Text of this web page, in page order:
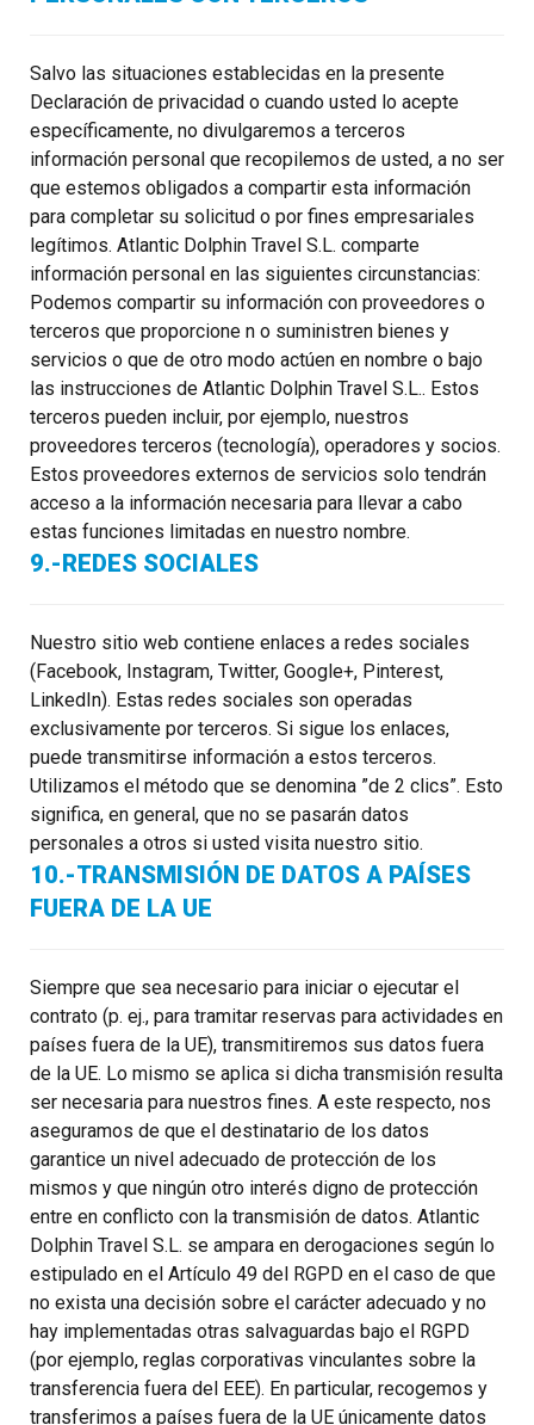
Salvo las situaciones establecidas en la presente
Declaración de privacidad o cuando usted lo acepte
específicamente, no divulgaremos a terceros
información personal que recopilemos de usted, a no ser
que estemos obligados a compartir esta información
para completar su solicitud o por fines empresariales
legítimos. Atlantic Dolphin Travel S.L. comparte
información personal en las siguientes circunstancias:
Podemos compartir su información con proveedores o
terceros que proporcione n o suministren bienes y
servicios o que de otro modo actúen en nombre o bajo
las instrucciones de Atlantic Dolphin Travel S.L.. Estos
terceros pueden incluir, por ejemplo, nuestros
proveedores terceros (tecnología), operadores y socios.
Estos proveedores externos de servicios solo tendrán
acceso a la información necesaria para llevar a cabo
estas funciones limitadas en nuestro nombre.
9.-REDES SOCIALES
Nuestro sitio web contiene enlaces a redes sociales
(Facebook, Instagram, Twitter, Google+, Pinterest,
LinkedIn). Estas redes sociales son operadas
exclusivamente por terceros. Si sigue los enlaces,
puede transmitirse información a estos terceros.
Utilizamos el método que se denomina ”de 2 clics”. Esto
significa, en general, que no se pasarán datos
personales a otros si usted visita nuestro sitio.
10.-TRANSMISIÓN DE DATOS A PAÍSES
FUERA DE LA UE
Siempre que sea necesario para iniciar o ejecutar el
contrato (p. ej., para tramitar reservas para actividades en
países fuera de la UE), transmitiremos sus datos fuera
de la UE. Lo mismo se aplica si dicha transmisión resulta
ser necesaria para nuestros fines. A este respecto, nos
aseguramos de que el destinatario de los datos
garantice un nivel adecuado de protección de los
mismos y que ningún otro interés digno de protección
entre en conflicto con la transmisión de datos. Atlantic
Dolphin Travel S.L. se ampara en derogaciones según lo
estipulado en el Artículo 49 del RGPD en el caso de que
no exista una decisión sobre el carácter adecuado y no
hay implementadas otras salvaguardas bajo el RGPD
(por ejemplo, reglas corporativas vinculantes sobre la
transferencia fuera del EEE). En particular, recogemos y
transferimos a países fuera de la UE únicamente datos